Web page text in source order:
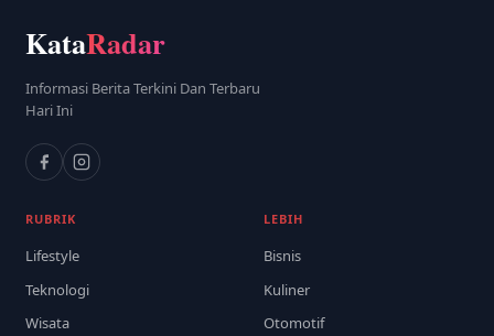
KataRadar
Informasi Berita Terkini Dan Terbaru
Hari Ini
RUBRIK
Lifestyle
Teknologi
Wisata
LEBIH
Bisnis
Kuliner
Otomotif